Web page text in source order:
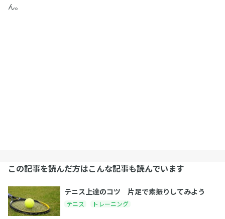
ん。
この記事を読んだ方はこんな記事も読んでいます
テニス上達のコツ 片足で素振りしてみよう
テニス トレーニング